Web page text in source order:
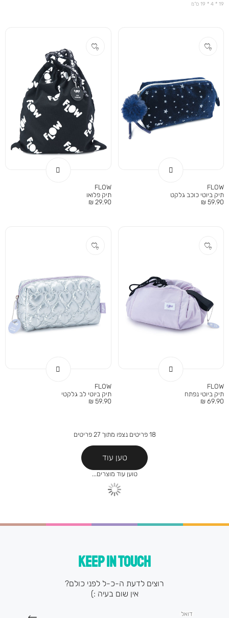
מוצר
19 * 4 * 19 ס”מ
FLOW
תיק ביוטי כוכב גלקט
מחיר
59.90 ₪
FLOW
תיק פלואו
מחיר
29.90 ₪
FLOW
תיק ביוטי נפתח
מחיר
69.90 ₪
FLOW
תיק ביוטי לב גלקטי
מחיר
59.90 ₪
18 פריטים נצפו מתוך27 פריטים
טען עוד
KEEP IN TOUCH
רוצים לדעת ה-כ-ל לפני כולם?
אין שום בעיה :)
דואל